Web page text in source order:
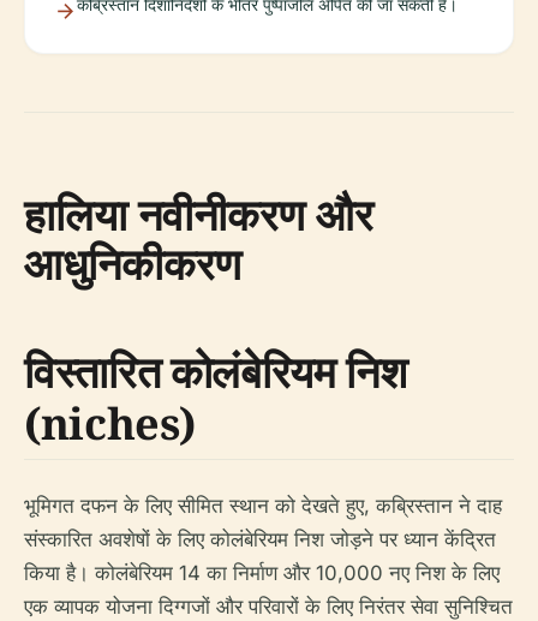
कब्रिस्तान दिशानिर्देशों के भीतर पुष्पांजलि अर्पित की जा सकती है।
हालिया नवीनीकरण और
आधुनिकीकरण
विस्तारित कोलंबेरियम निश
(niches)
भूमिगत दफन के लिए सीमित स्थान को देखते हुए, कब्रिस्तान ने दाह
संस्कारित अवशेषों के लिए कोलंबेरियम निश जोड़ने पर ध्यान केंद्रित
किया है। कोलंबेरियम 14 का निर्माण और 10,000 नए निश के लिए
एक व्यापक योजना दिग्गजों और परिवारों के लिए निरंतर सेवा सुनिश्चित